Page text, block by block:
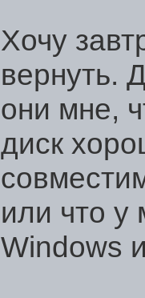
Хочу
вернуть.
они мне,
диск
или что у
Windows